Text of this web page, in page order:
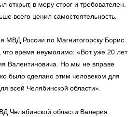
открыт, в меру строг и требователен.
всего ценил самостоятельность.
МВД России по Магнитогорску Борис
что время неумолимо: «Вот уже 20 лет
Валентиновича. Но мы не вправе
было сделано этим человеком для
всей Челябинской области».
Челябинской области Валерия